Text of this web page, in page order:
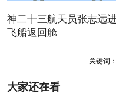
神二十三航天员张志远
飞船返回舱
关键词：
大家还在看